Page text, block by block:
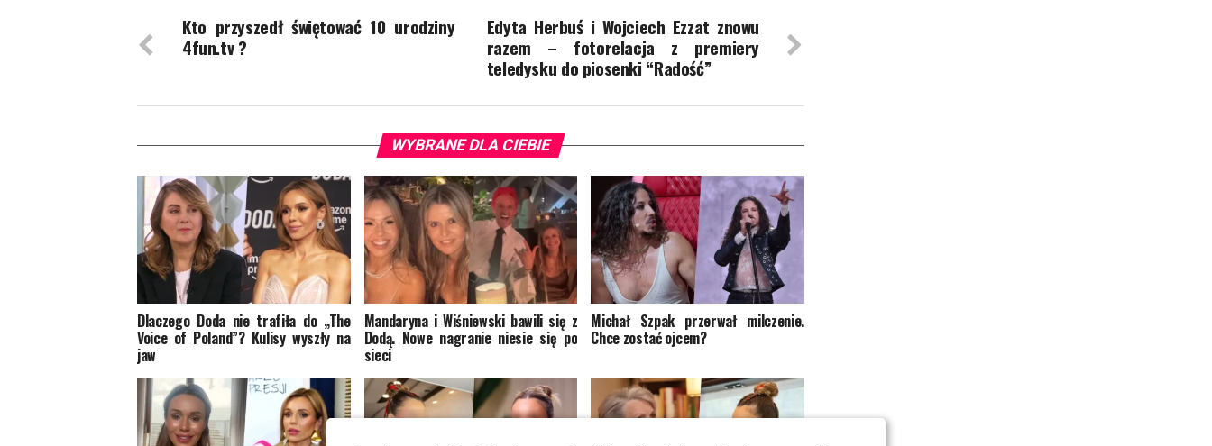
Edyta Herbuś i Wojciech Ezzat znowu
razem – fotorelacja z premiery
teledysku do piosenki “Radość”
Kto przyszedł świętować 10 urodziny
4fun.tv ?
WYBRANE DLA CIEBIE
Dlaczego Doda nie trafiła do „The
Voice of Poland”? Kulisy wyszły na
jaw
Mandaryna i Wiśniewski bawili się z
Dodą. Nowe nagranie niesie się po
sieci
Michał Szpak przerwał milczenie.
Chce zostać ojcem?